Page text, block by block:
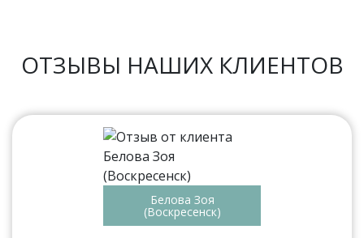
ОТЗЫВЫ НАШИХ КЛИЕНТОВ
Белова Зоя
(Воскресенск)